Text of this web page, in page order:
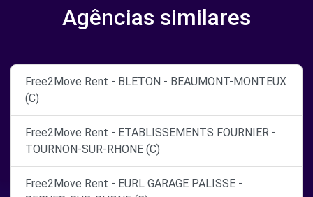
Agências similares
Free2Move Rent - BLETON - BEAUMONT-MONTEUX
(C)
Free2Move Rent - ETABLISSEMENTS FOURNIER -
TOURNON-SUR-RHONE (C)
Free2Move Rent - EURL GARAGE PALISSE -